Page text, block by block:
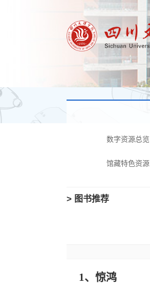
数字资源总览
馆藏特色资源
> 图书推荐
1、 惊鸿